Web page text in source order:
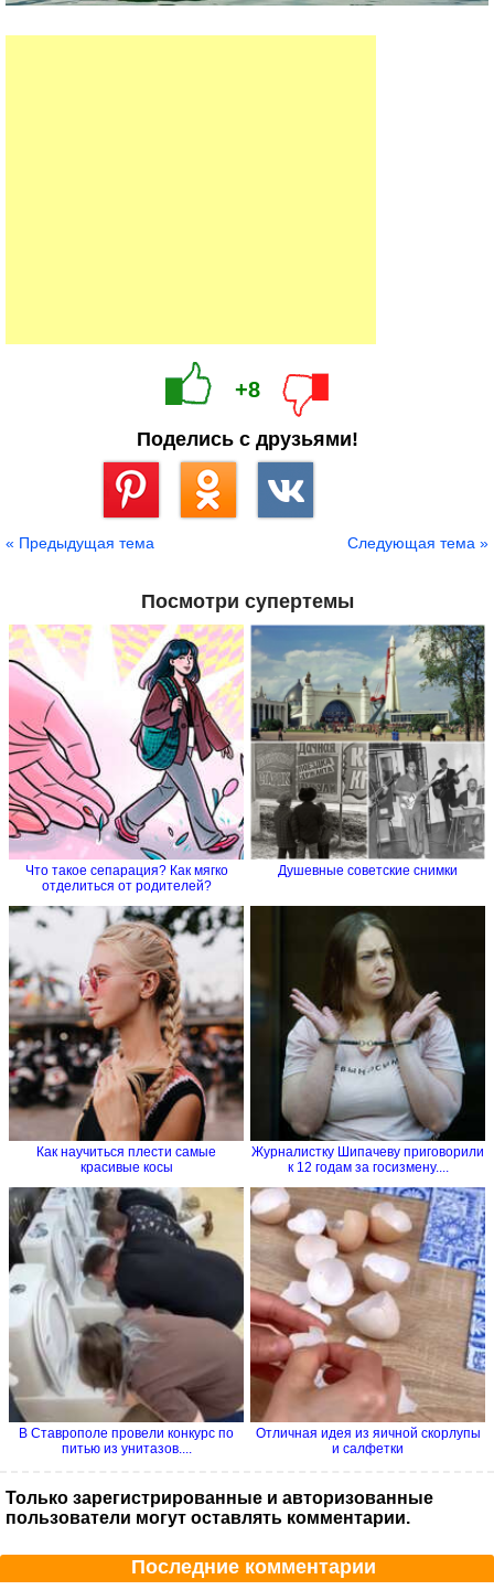
+8
Поделись с друзьями!
« Предыдущая тема Следующая тема »
Посмотри супертемы
Что такое сепарация? Как мягко
отделиться от родителей?
Душевные советские снимки
Как научиться плести самые
красивые косы
Журналистку Шипачеву приговорили
к 12 годам за госизмену....
В Ставрополе провели конкурс по
питью из унитазов....
Отличная идея из яичной скорлупы
и салфетки
Только зарегистрированные и авторизованные
пользователи могут оставлять комментарии.
Последние комментарии